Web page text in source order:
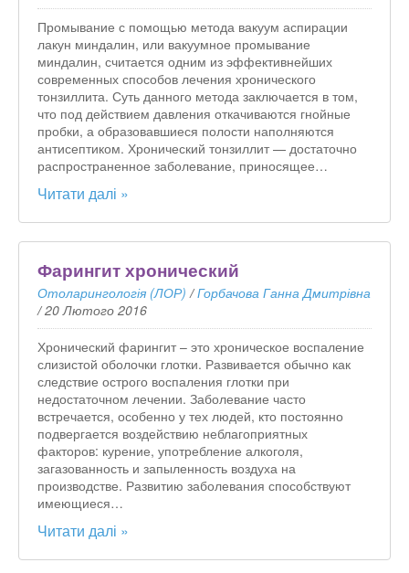
Промывание с помощью метода вакуум аспирации
лакун миндалин, или вакуумное промывание
миндалин, считается одним из эффективнейших
современных способов лечения хронического
тонзиллита. Суть данного метода заключается в том,
что под действием давления откачиваются гнойные
пробки, а образовавшиеся полости наполняются
антисептиком. Хронический тонзиллит — достаточно
распространенное заболевание, приносящее…
Читати далі »
Фарингит хронический
Отоларингологія (ЛОР) /Горбачова Ганна Дмитрівна
/20 Лютого 2016
Хронический фарингит – это хроническое воспаление
слизистой оболочки глотки. Развивается обычно как
следствие острого воспаления глотки при
недостаточном лечении. Заболевание часто
встречается, особенно у тех людей, кто постоянно
подвергается воздействию неблагоприятных
факторов: курение, употребление алкоголя,
загазованность и запыленность воздуха на
производстве. Развитию заболевания способствуют
имеющиеся…
Читати далі »